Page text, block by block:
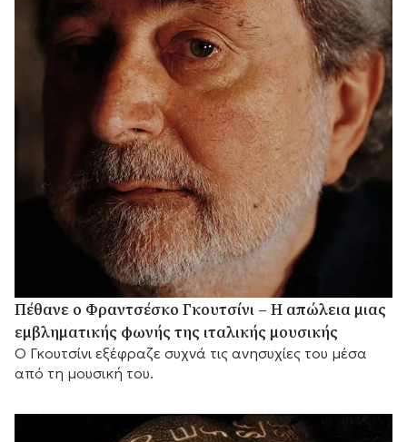
Πέθανε ο Φραντσέσκο Γκουτσίνι – Η απώλεια μιας
εμβληματικής φωνής της ιταλικής μουσικής
Ο Γκουτσίνι εξέφραζε συχνά τις ανησυχίες του μέσα
από τη μουσική του.